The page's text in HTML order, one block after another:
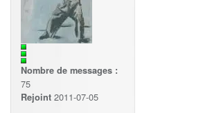
Nombre de messages :
75
Rejoint 2011-07-05